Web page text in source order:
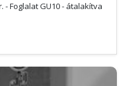
Foglalat GU10 - átalakítva